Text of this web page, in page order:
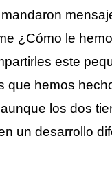
¿Cómo le
este
que hemos
los dos
un desarrollo